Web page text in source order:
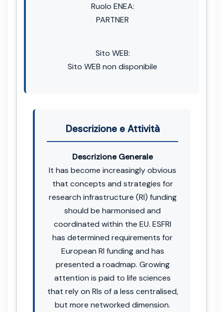
Ruolo ENEA:
PARTNER
Sito WEB:
Sito WEB non disponibile
Descrizione e Attività
Descrizione Generale
It has become increasingly obvious
that concepts and strategies for
research infrastructure (RI) funding
should be harmonised and
coordinated within the EU. ESFRI
has determined requirements for
European RI funding and has
presented a roadmap. Growing
attention is paid to life sciences
that rely on RIs of a less centralised,
but more networked dimension.